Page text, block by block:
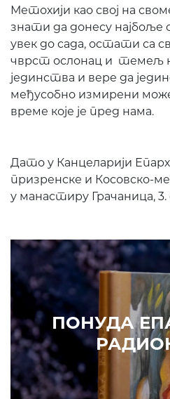
Метохији као свој на
знати да донесу најбоље
увек до сада, остати са
чврст ослонац и темељ
јединства и вере да
међусобно измирени
време које је пред нама.
Дато у Канцеларији
призренске и Косовско-
у манастиру Грачаница, 3.